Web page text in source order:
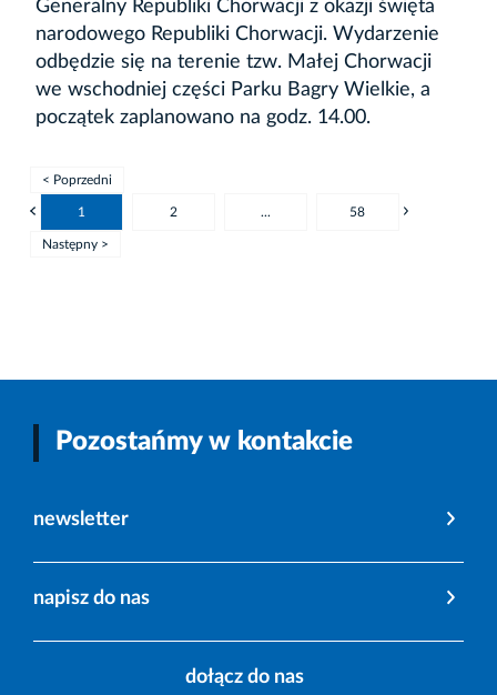
Generalny Republiki Chorwacji z okazji święta
narodowego Republiki Chorwacji. Wydarzenie
odbędzie się na terenie tzw. Małej Chorwacji
we wschodniej części Parku Bagry Wielkie, a
początek zaplanowano na godz. 14.00.
< Poprzedni
1 2 ... 58
Następny >
Pozostańmy w kontakcie
newsletter
napisz do nas
dołącz do nas